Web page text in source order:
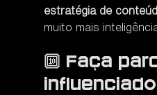
estratégia de
muito mais
🔟 Faça